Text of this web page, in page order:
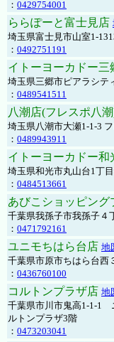
： 0429754001
ららぽーと富士見店
埼玉県富士見市山室1-
： 0492751191
イトーヨーカドー三
埼玉県三郷市ピアラシテ
： 0489541511
八潮店(フレスポ八
埼玉県八潮市大瀬1-1-3
： 0489943911
イトーヨーカドー和
埼玉県和光市丸山台1丁
： 0484513661
あびこショッピング
千葉県我孫子市我孫子
： 0471792161
ユニモちはら台店 地
千葉県市原市ちはら台西
： 0436760100
コルトンプラザ店 地
千葉県市川市鬼高1-1-1
ルトンプラザ3階
： 0473203041